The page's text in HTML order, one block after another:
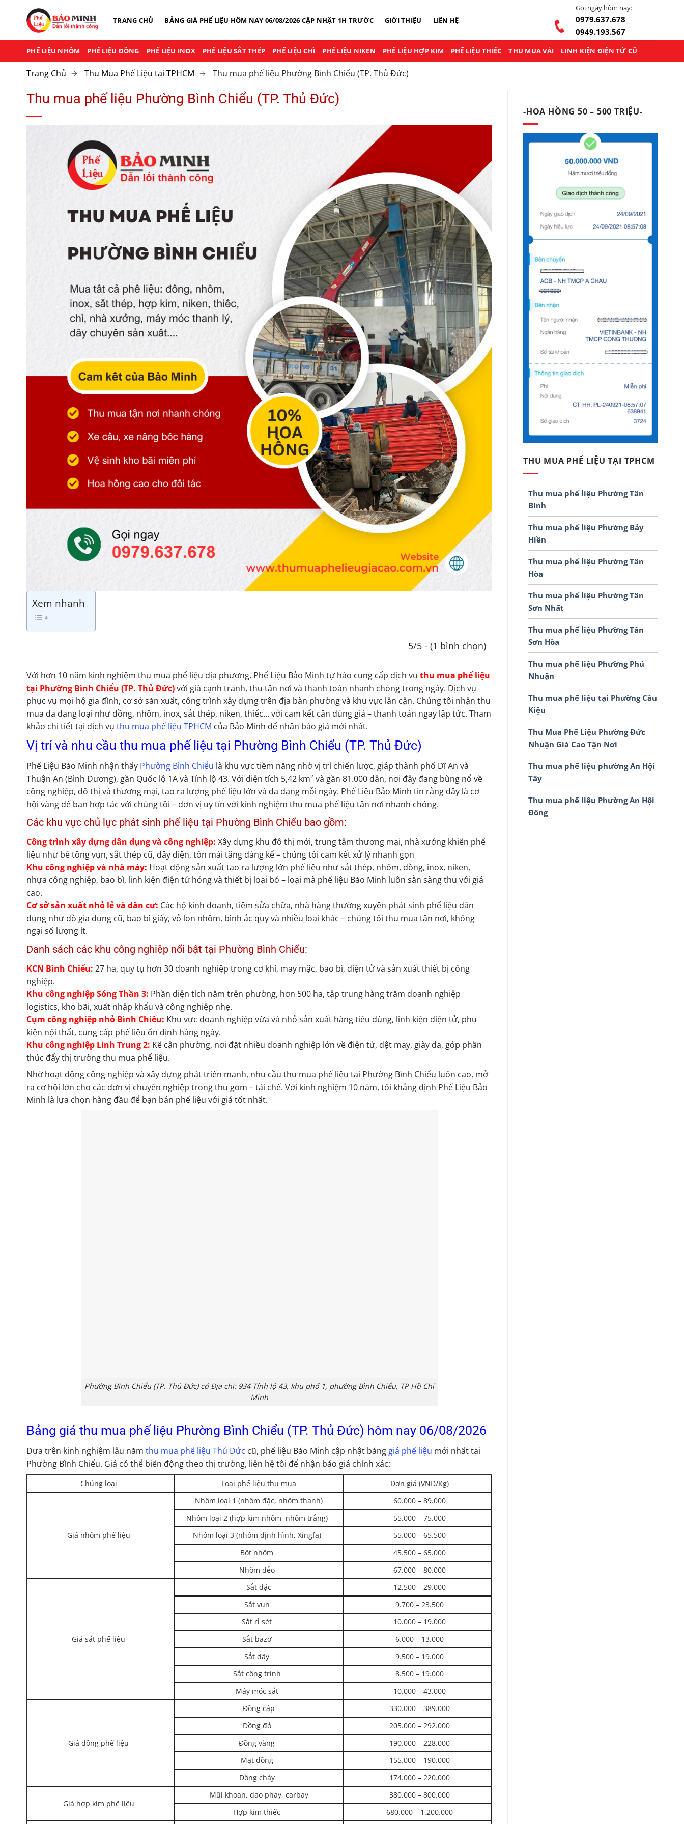
dung
TRANG CHỦ BẢNG GIÁ PHẾ LIỆU HÔM NAY 06/08/2026 CẬP NHẬT 1H TRƯỚC GIỚI THIỆU LIÊN HỆ
Gọi ngay hôm nay:
0979.637.678
0949.193.567
PHẾ LIỆU NHÔM PHẾ LIỆU ĐỒNG PHẾ LIỆU INOX PHẾ LIỆU SẮT THÉP PHẾ LIỆU CHÌ PHẾ LIỆU NIKEN PHẾ LIỆU HỢP KIM PHẾ LIỆU THIẾC THU MUA VẢI LINH KIỆN ĐIỆN TỬ CŨ
Trang Chủ Thu Mua Phế Liệu tại TPHCM Thu mua phế liệu Phường Bình Chiểu (TP. Thủ Đức)
Thu mua phế liệu Phường Bình Chiểu (TP. Thủ Đức)
Xem nhanh
5/5 - (1 bình chọn)
Với hơn 10 năm kinh nghiệm thu mua phế liệu địa phương, Phế Liệu Bảo Minh tự hào cung cấp dịch vụ thu mua phế liệu
tại Phường Bình Chiểu (TP. Thủ Đức)với giá cạnh tranh, thu tận nơi và thanh toán nhanh chóng trong ngày. Dịch vụ
phục vụ mọi hộ gia đình, cơ sở sản xuất, công trình xây dựng trên địa bàn phường và khu vực lân cận. Chúng tôi nhận thu
mua đa dạng loại như đồng, nhôm, inox, sắt thép, niken, thiếc… với cam kết cân đúng giá – thanh toán ngay lập tức. Tham
khảo chi tiết tại dịch vụ thu mua phế liệu TPHCM của Bảo Minh để nhận báo giá mới nhất.
Vị trí và nhu cầu thu mua phế liệu tại Phường Bình Chiểu (TP. Thủ Đức)
Phế Liệu Bảo Minh nhận thấy Phường Bình Chiểu là khu vực tiềm năng nhờ vị trí chiến lược, giáp thành phố Dĩ An và
Thuận An (Bình Dương), gần Quốc lộ 1A và Tỉnh lộ 43. Với diện tích 5,42 km² và gần 81.000 dân, nơi đây đang bùng nổ về
công nghiệp, đô thị và thương mại, tạo ra lượng phế liệu lớn và đa dạng mỗi ngày. Phế Liệu Bảo Minh tin rằng đây là cơ
hội vàng để bạn hợp tác với chúng tôi – đơn vị uy tín với kinh nghiệm thu mua phế liệu tận nơi nhanh chóng.
Các khu vực chủ lực phát sinh phế liệu tại Phường Bình Chiểu bao gồm:
Công trình xây dựng dân dụng và công nghiệp: Xây dựng khu đô thị mới, trung tâm thương mại, nhà xưởng khiến phế
liệu như bê tông vụn, sắt thép cũ, dây điện, tôn mái tăng đáng kể – chúng tôi cam kết xử lý nhanh gọn
Khu công nghiệp và nhà máy: Hoạt động sản xuất tạo ra lượng lớn phế liệu như sắt thép, nhôm, đồng, inox, niken,
nhựa công nghiệp, bao bì, linh kiện điện tử hỏng và thiết bị loại bỏ – loại mà phế liệu Bảo Minh luôn sẵn sàng thu với giá
cao.
Cơ sở sản xuất nhỏ lẻ và dân cư: Các hộ kinh doanh, tiệm sửa chữa, nhà hàng thường xuyên phát sinh phế liệu dân
dụng như đồ gia dụng cũ, bao bì giấy, vỏ lon nhôm, bình ắc quy và nhiều loại khác – chúng tôi thu mua tận nơi, không
ngại số lượng ít.
Danh sách các khu công nghiệp nổi bật tại Phường Bình Chiểu:
KCN Bình Chiểu: 27 ha, quy tụ hơn 30 doanh nghiệp trong cơ khí, may mặc, bao bì, điện tử và sản xuất thiết bị công
nghiệp.
Khu công nghiệp Sóng Thần 3: Phần diện tích nằm trên phường, hơn 500 ha, tập trung hàng trăm doanh nghiệp
logistics, kho bãi, xuất nhập khẩu và công nghiệp nhẹ.
Cụm công nghiệp nhỏ Bình Chiểu: Khu vực doanh nghiệp vừa và nhỏ sản xuất hàng tiêu dùng, linh kiện điện tử, phụ
kiện nội thất, cung cấp phế liệu ổn định hàng ngày.
Khu công nghiệp Linh Trung 2: Kế cận phường, nơi đặt nhiều doanh nghiệp lớn về điện tử, dệt may, giày da, góp phần
thúc đẩy thị trường thu mua phế liệu.
Nhờ hoạt động công nghiệp và xây dựng phát triển mạnh, nhu cầu thu mua phế liệu tại Phường Bình Chiểu luôn cao, mở
ra cơ hội lớn cho các đơn vị chuyên nghiệp trong thu gom – tái chế. Với kinh nghiệm 10 năm, tôi khẳng định Phế Liệu Bảo
Minh là lựa chọn hàng đầu để bạn bán phế liệu với giá tốt nhất.
Phường Bình Chiểu (TP. Thủ Đức) có Địa chỉ: 934 Tỉnh lộ 43, khu phố 1, phường Bình Chiểu, TP Hồ Chí
Minh
Bảng giá thu mua phế liệu Phường Bình Chiểu (TP. Thủ Đức) hôm nay 06/08/2026
Dựa trên kinh nghiệm lâu năm thu mua phế liệu Thủ Đức cũ, phế liệu Bảo Minh cập nhật bảng giá phế liệu mới nhất tại
Phường Bình Chiểu. Giá có thể biến động theo thị trường, liên hệ tôi để nhận báo giá chính xác:
Chủng loại Loại phế liệu thu mua Đơn giá (VNĐ/Kg)
Giá nhôm phế liệu
Nhôm loại 1 (nhôm đặc, nhôm thanh)
60.000 – 89.000
Nhôm loại 2 (hợp kim nhôm, nhôm trắng)
55.000 – 75.000
Nhôm loại 3 (nhôm định hình, Xingfa)
55.000 – 65.500
Bột nhôm
45.500 – 65.000
Nhôm dẻo
67.000 – 80.000
Giá sắt phế liệu
Sắt đặc
12.500 – 29.000
Sắt vụn
9.700 – 23.500
Sắt rỉ sét
10.000 – 19.000
Sắt bazơ
6.000 – 13.000
Sắt dây
9.500 – 19.000
Sắt công trình
8.500 – 19.000
Máy móc sắt
10.000 – 43.000
Giá đồng phế liệu
Đồng cáp
330.000 – 389.000
Đồng đỏ
205.000 – 292.000
Đồng vàng
190.000 – 228.000
Mạt đồng
155.000 – 190.000
Đồng cháy
174.000 – 220.000
Giá hợp kim phế liệu
Mũi khoan, dao phay, carbay
380.000 – 800.000
Hợp kim thiếc
680.000 – 1.200.000
-HOA HỒNG 50 – 500 TRIỆU-
THU MUA PHẾ LIỆU TẠI TPHCM
Thu mua phế liệu Phường Tân
Bình
Thu mua phế liệu Phường Bảy
Hiền
Thu mua phế liệu Phường Tân
Hòa
Thu mua phế liệu Phường Tân
Sơn Nhất
Thu mua phế liệu Phường Tân
Sơn Hòa
Thu mua phế liệu Phường Phú
Nhuận
Thu mua phế liệu tại Phường Cầu
Kiệu
Thu Mua Phế Liệu Phường Đức
Nhuận Giá Cao Tận Nơi
Thu mua phế liệu phường An Hội
Tây
Thu mua phế liệu Phường An Hội
Đông